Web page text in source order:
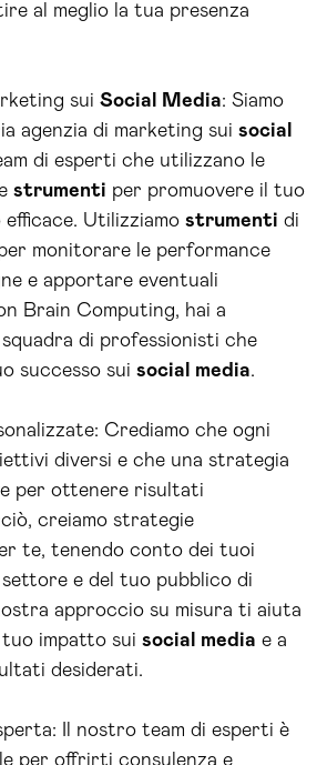
al meglio la tua presenza
sui Social Media: Siamo
agenzia di marketing sui social
di esperti che utilizzano le
strumenti per promuovere il tuo
efficace. Utilizziamo strumenti di
monitorare le performance
e apportare eventuali
Brain Computing, hai a
di professionisti che
successo sui social media.
Crediamo che ogni
diversi e che una strategia
per ottenere risultati
creiamo strategie
te, tenendo conto dei tuoi
e del tuo pubblico di
approccio su misura ti aiuta
tuo impatto sui social media e a
desiderati.
Il nostro team di esperti è
per offrirti consulenza e